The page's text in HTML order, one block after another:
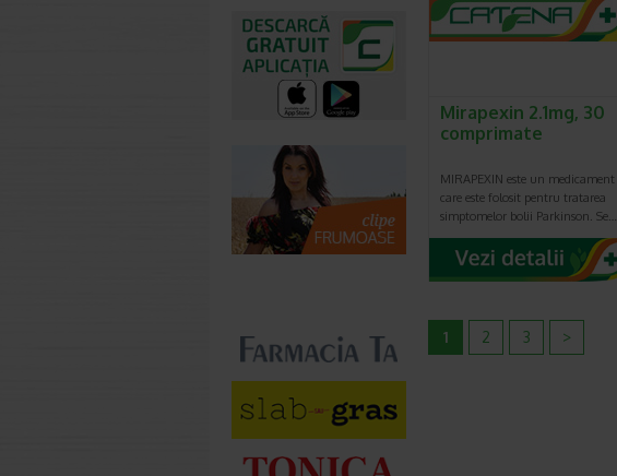
Mirapexin 2.1mg, 30
comprimate
MIRAPEXIN este un medicament
care este folosit pentru tratarea
simptomelor bolii Parkinson. Se…
1 2 3 >